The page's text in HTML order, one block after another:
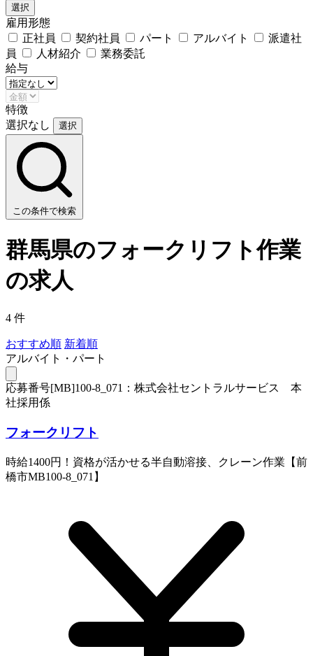
選択
雇用形態
正社員
契約社員 パート アルバイト
派遣社
員
人材紹介
業務委託
給与
特徴
選択なし
選択
この条件で検索
群馬県のフォークリフト作業
の求人
4 件
おすすめ順 新着順
アルバイト・パート
応募番号[MB]100-8_071：株式会社セントラルサービス 本
社採用係
フォークリフト
時給1400円！資格が活かせる半自動溶接、クレーン作業【前
橋市MB100-8_071】